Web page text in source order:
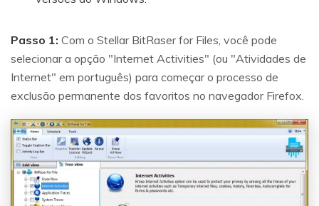
Passo 1: Com o Stellar BitRaser for Files, você pode
selecionar a opção "Internet Activities" (ou "Atividades de
Internet" em português) para começar o processo de
exclusão permanente dos favoritos no navegador Firefox.